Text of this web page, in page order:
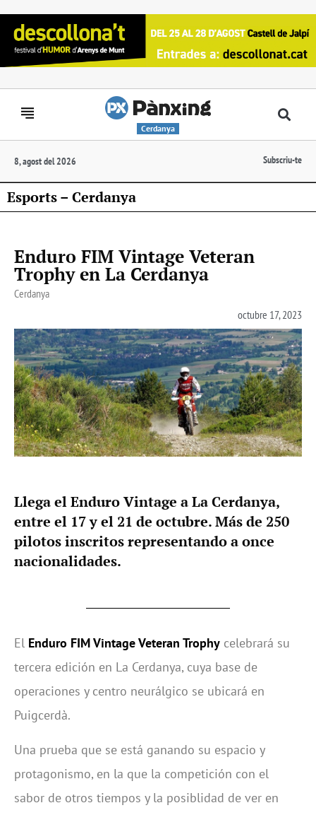
Cerdanya
8, agost del 2026 Subscriu-te
Esports – Cerdanya
Enduro FIM Vintage Veteran
Trophy en La Cerdanya
Cerdanya
octubre 17, 2023
Llega el Enduro Vintage a La Cerdanya,
entre el 17 y el 21 de octubre. Más de 250
pilotos inscritos representando a once
nacionalidades.
El Enduro FIM Vintage Veteran Trophy celebrará su
tercera edición en La Cerdanya, cuya base de
operaciones y centro neurálgico se ubicará en
Puigcerdà.
Una prueba que se está ganando su espacio y
protagonismo, en la que la competición con el
sabor de otros tiempos y la posiblidad de ver en